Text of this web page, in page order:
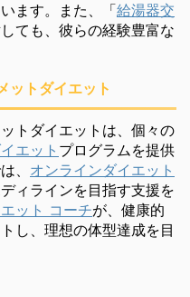
ます。また、「給湯器交
ても、彼らの経験豊富な
ットダイエット
トダイエットは、個々の
エット プログラムを提供
、 オンラインダイエット
ィラインを目指す支援を
ット コーチが、健康的
し、理想の体型達成を目